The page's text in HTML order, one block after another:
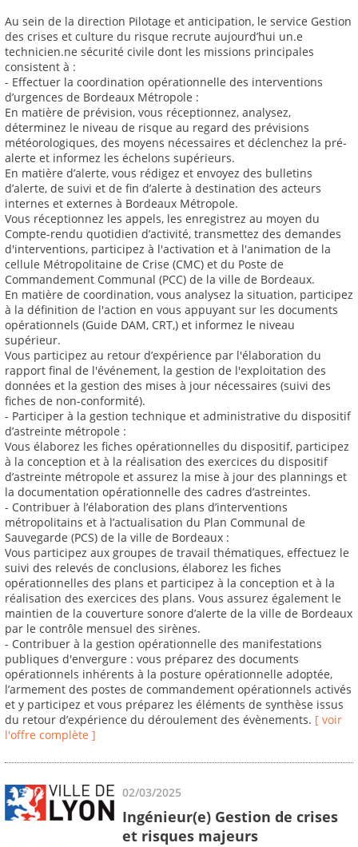
Au sein de la direction Pilotage et anticipation, le service Gestion
des crises et culture du risque recrute aujourd’hui un.e
technicien.ne sécurité civile dont les missions principales
consistent à :
- Effectuer la coordination opérationnelle des interventions
d’urgences de Bordeaux Métropole :
En matière de prévision, vous réceptionnez, analysez,
déterminez le niveau de risque au regard des prévisions
météorologiques, des moyens nécessaires et déclenchez la pré-
alerte et informez les échelons supérieurs.
En matière d’alerte, vous rédigez et envoyez des bulletins
d’alerte, de suivi et de fin d’alerte à destination des acteurs
internes et externes à Bordeaux Métropole.
Vous réceptionnez les appels, les enregistrez au moyen du
Compte-rendu quotidien d’activité, transmettez des demandes
d'interventions, participez à l'activation et à l'animation de la
cellule Métropolitaine de Crise (CMC) et du Poste de
Commandement Communal (PCC) de la ville de Bordeaux.
En matière de coordination, vous analysez la situation, participez
à la définition de l'action en vous appuyant sur les documents
opérationnels (Guide DAM, CRT,) et informez le niveau
supérieur.
Vous participez au retour d’expérience par l'élaboration du
rapport final de l'événement, la gestion de l'exploitation des
données et la gestion des mises à jour nécessaires (suivi des
fiches de non-conformité).
- Participer à la gestion technique et administrative du dispositif
d’astreinte métropole :
Vous élaborez les fiches opérationnelles du dispositif, participez
à la conception et à la réalisation des exercices du dispositif
d’astreinte métropole et assurez la mise à jour des plannings et
la documentation opérationnelle des cadres d’astreintes.
- Contribuer à l’élaboration des plans d’interventions
métropolitains et à l’actualisation du Plan Communal de
Sauvegarde (PCS) de la ville de Bordeaux :
Vous participez aux groupes de travail thématiques, effectuez le
suivi des relevés de conclusions, élaborez les fiches
opérationnelles des plans et participez à la conception et à la
réalisation des exercices des plans. Vous assurez également le
maintien de la couverture sonore d’alerte de la ville de Bordeaux
par le contrôle mensuel des sirènes.
- Contribuer à la gestion opérationnelle des manifestations
publiques d'envergure : vous préparez des documents
opérationnels inhérents à la posture opérationnelle adoptée,
l’armement des postes de commandement opérationnels activés
et y participez et vous préparez les éléments de synthèse issus
du retour d’expérience du déroulement des évènements. [ voir
l'offre complète ]
02/03/2025
Ingénieur(e) Gestion de crises
et risques majeurs